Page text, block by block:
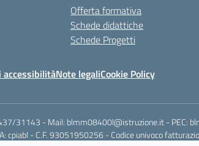
Offerta formativa
Schede didattiche
Schede Progetti
accessibilitàNote legaliCookie Policy
31143 - Mail: blmm08400l@istruzione.it - PEC:
cpiabl - C.F. 93051950256 - Codice univoco